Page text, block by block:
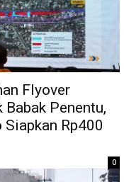
Flyover
Babak Penentu,
Rp400
0